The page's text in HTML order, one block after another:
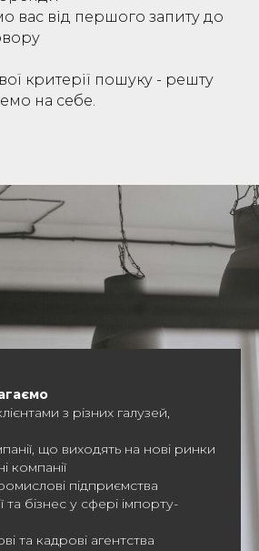
вас від першого запиту до
критерії пошуку - решту
на себе.
з різних галузей,
що виходять на нові ринки
компанії
підприємства
та бізнес у сфері імпорту-
та кадрові агентства